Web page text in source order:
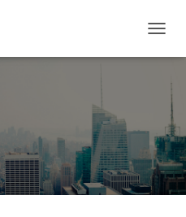
L
A
R
N
A
V